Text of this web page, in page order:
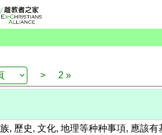
> 2 »
歷史, 文化, 地理等种种事項, 應該